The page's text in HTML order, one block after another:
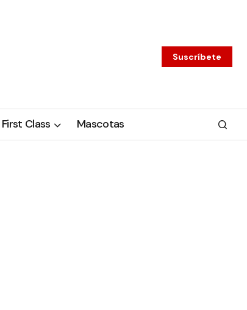
Suscríbete
First Class Mascotas